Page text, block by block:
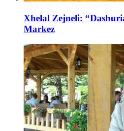
Xhelal Zejneli:
Markez